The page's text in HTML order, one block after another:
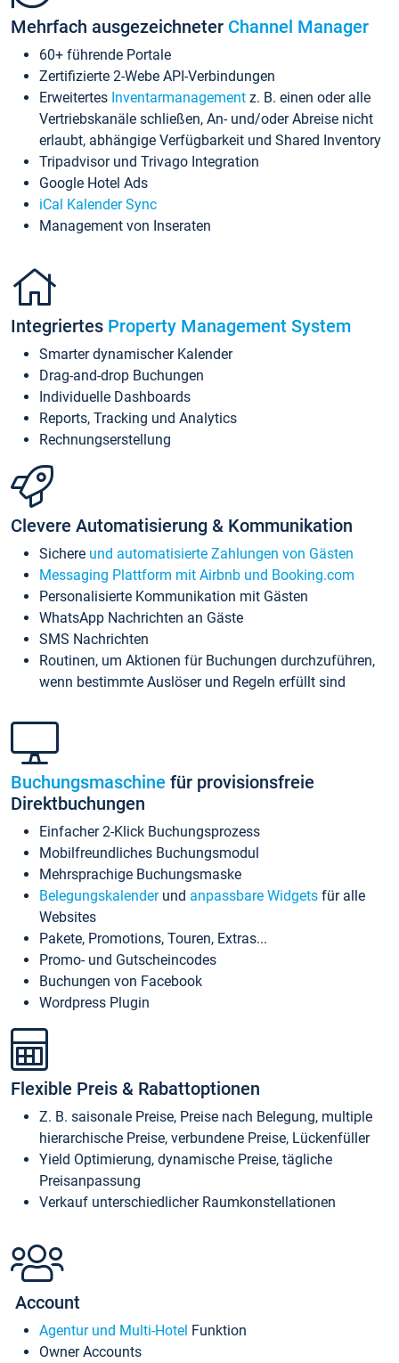
Mehrfach ausgezeichneter Channel Manager
60+ führende Portale
Zertifizierte 2-Webe API-Verbindungen
Erweitertes Inventarmanagement z. B. einen oder alle
Vertriebskanäle schließen, An- und/oder Abreise nicht
erlaubt, abhängige Verfügbarkeit und Shared Inventory
Tripadvisor und Trivago Integration
Google Hotel Ads
iCal Kalender Sync
Management von Inseraten
Integriertes Property Management System
Smarter dynamischer Kalender
Drag-and-drop Buchungen
Individuelle Dashboards
Reports, Tracking und Analytics
Rechnungserstellung
Clevere Automatisierung & Kommunikation
Sichere und automatisierte Zahlungen von Gästen
Messaging Plattform mit Airbnb und Booking.com
Personalisierte Kommunikation mit Gästen
WhatsApp Nachrichten an Gäste
SMS Nachrichten
Routinen, um Aktionen für Buchungen durchzuführen,
wenn bestimmte Auslöser und Regeln erfüllt sind
Buchungsmaschine für provisionsfreie
Direktbuchungen
Einfacher 2-Klick Buchungsprozess
Mobilfreundliches Buchungsmodul
Mehrsprachige Buchungsmaske
Belegungskalenderund anpassbare Widgets für alle
Websites
Pakete, Promotions, Touren, Extras...
Promo- und Gutscheincodes
Buchungen von Facebook
Wordpress Plugin
Flexible Preis & Rabattoptionen
Z. B. saisonale Preise, Preise nach Belegung, multiple
hierarchische Preise, verbundene Preise, Lückenfüller
Yield Optimierung, dynamische Preise, tägliche
Preisanpassung
Verkauf unterschiedlicher Raumkonstellationen
Account
Agentur und Multi-Hotel Funktion
Owner Accounts